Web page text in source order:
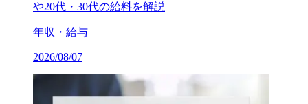
や20代・30代の給料を解説
年収・給与
2026/08/07